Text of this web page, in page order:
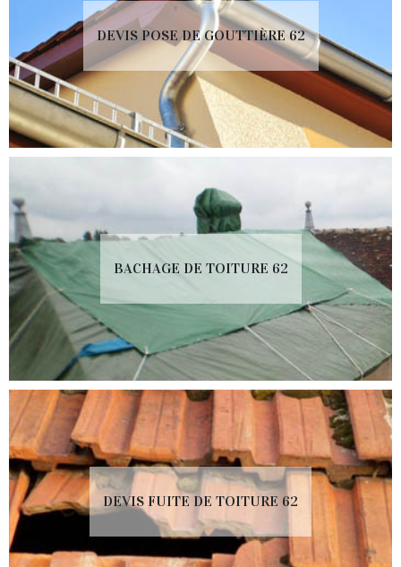
DEVIS POSE DE GOUTTIÈRE 62
BACHAGE DE TOITURE 62
DEVIS FUITE DE TOITURE 62